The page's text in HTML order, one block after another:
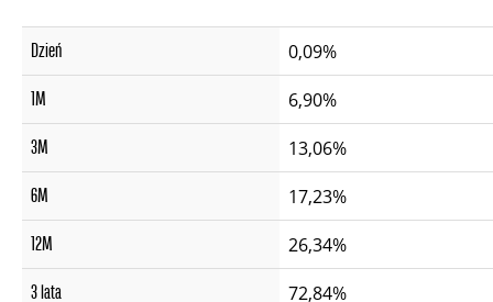
Dzień 0,09%
1M 6,90%
3M 13,06%
6M 17,23%
12M 26,34%
3 lata 72,84%